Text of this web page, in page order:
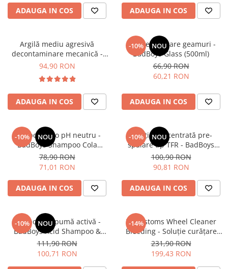
ADAUGA IN COS ADAUGA IN COS
Argilă mediu agresivă
decontaminare mecanică -
Tornador® Shine Blue (200gr)
94,90 RON
ADAUGA IN COS
-10% NOU
Soluție curățare geamuri -
BadBoys Glass (500ml)
66,90 RON
60,21 RON
ADAUGA IN COS
-10% NOU
Şampon auto pH neutru -
BadBoys Shampoo Cola
(500ml)
78,90 RON
71,01 RON
ADAUGA IN COS
-10% NOU
Soluție concentrată pre-
spălare tip TFR - BadBoys
Traffic Film Remover TFR (1L)
100,90 RON
90,81 RON
ADAUGA IN COS
-10% NOU
Şampon şi spumă activă -
BadBoys Acid Shampoo &
Foam (1L)
111,90 RON
100,71 RON
-14%
RRCustoms Wheel Cleaner
Bleeding - Soluție curățare
jante cu indicator de reacție
(5L)
231,90 RON
199,43 RON